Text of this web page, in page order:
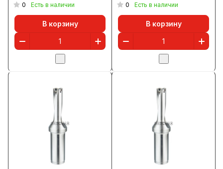
0 Есть в наличии
В корзину
0 Есть в наличии
В корзину